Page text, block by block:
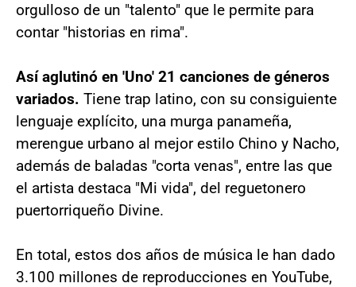
orgulloso de un "talento" que le permite para
contar "historias en rima".
Así aglutinó en 'Uno' 21 canciones de géneros
variados. Tiene trap latino, con su consiguiente
lenguaje explícito, una murga panameña,
merengue urbano al mejor estilo Chino y Nacho,
además de baladas "corta venas", entre las que
el artista destaca "Mi vida", del reguetonero
puertorriqueño Divine.
En total, estos dos años de música le han dado
3.100 millones de reproducciones en YouTube,